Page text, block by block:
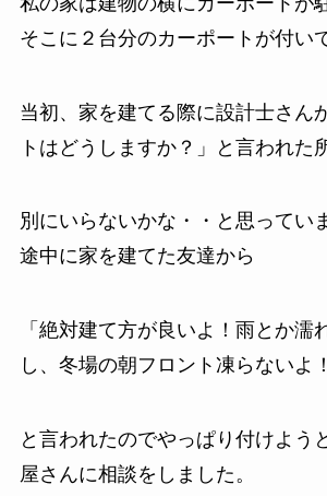
そこに２台分のカーポートが付い
当初、家を建てる際に設計士さん
トはどうしますか？」と言われた
別にいらないかな・・と思ってい
途中に家を建てた友達から
「絶対建て方が良いよ！雨とか濡
し、冬場の朝フロント凍らないよ
と言われたのでやっぱり付けよう
屋さんに相談をしました。